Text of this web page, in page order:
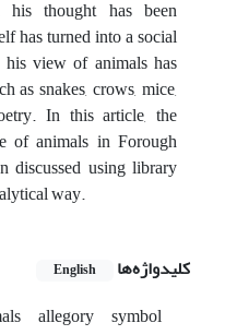
his thought has been
has turned into a social
view of animals has
as snakes, crows, mice,
In this article, the
of animals in Forough
discussed using library
way.
کلیدواژه‌ها English
allegory symbol